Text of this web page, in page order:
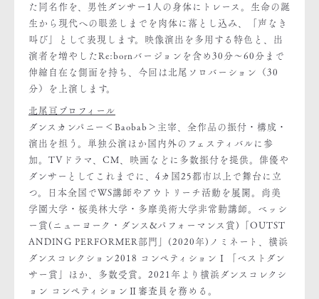
た同名作を、男性ダンサー1人の身体にトレース。生命の誕
生から現代への眼差しまでを肉体に落とし込み、「声なき
叫び」として表現します。映像演出を多用する特色と、出
演者を増やしたRe:bornバージョンを含め30分〜60分まで
伸縮自在な側面を持ち、今回は北尾ソロバーション（30
分）を上演します。
北尾亘プロフィール
ダンスカンパニー＜Baobab＞主宰、全作品の振付・構成・
演出を担う。単独公演ほか国内外のフェスティバルに参
加。TVドラマ、CM、映画などに多数振付を提供。俳優や
ダンサーとしてこれまでに、4カ国25都市以上で舞台に立
つ。日本全国でWS講師やアウトリーチ活動を展開。尚美
学園大学・桜美林大学・多摩美術大学非常勤講師。ベッシ
ー賞(ニューヨーク・ダンス&パフォーマンス賞)「OUTST
ANDING PERFORMER部門」(2020年)ノミネート、横浜
ダンスコレクション2018 コンペティションⅠ「ベストダン
サー賞」ほか、多数受賞。2021年より横浜ダンスコレクシ
ョン コンペティションⅡ審査員を務める。